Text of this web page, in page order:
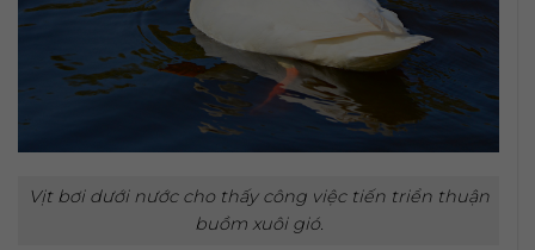
Vịt bơi dưới nước cho thấy công việc tiến triển thuận
buồm xuôi gió.